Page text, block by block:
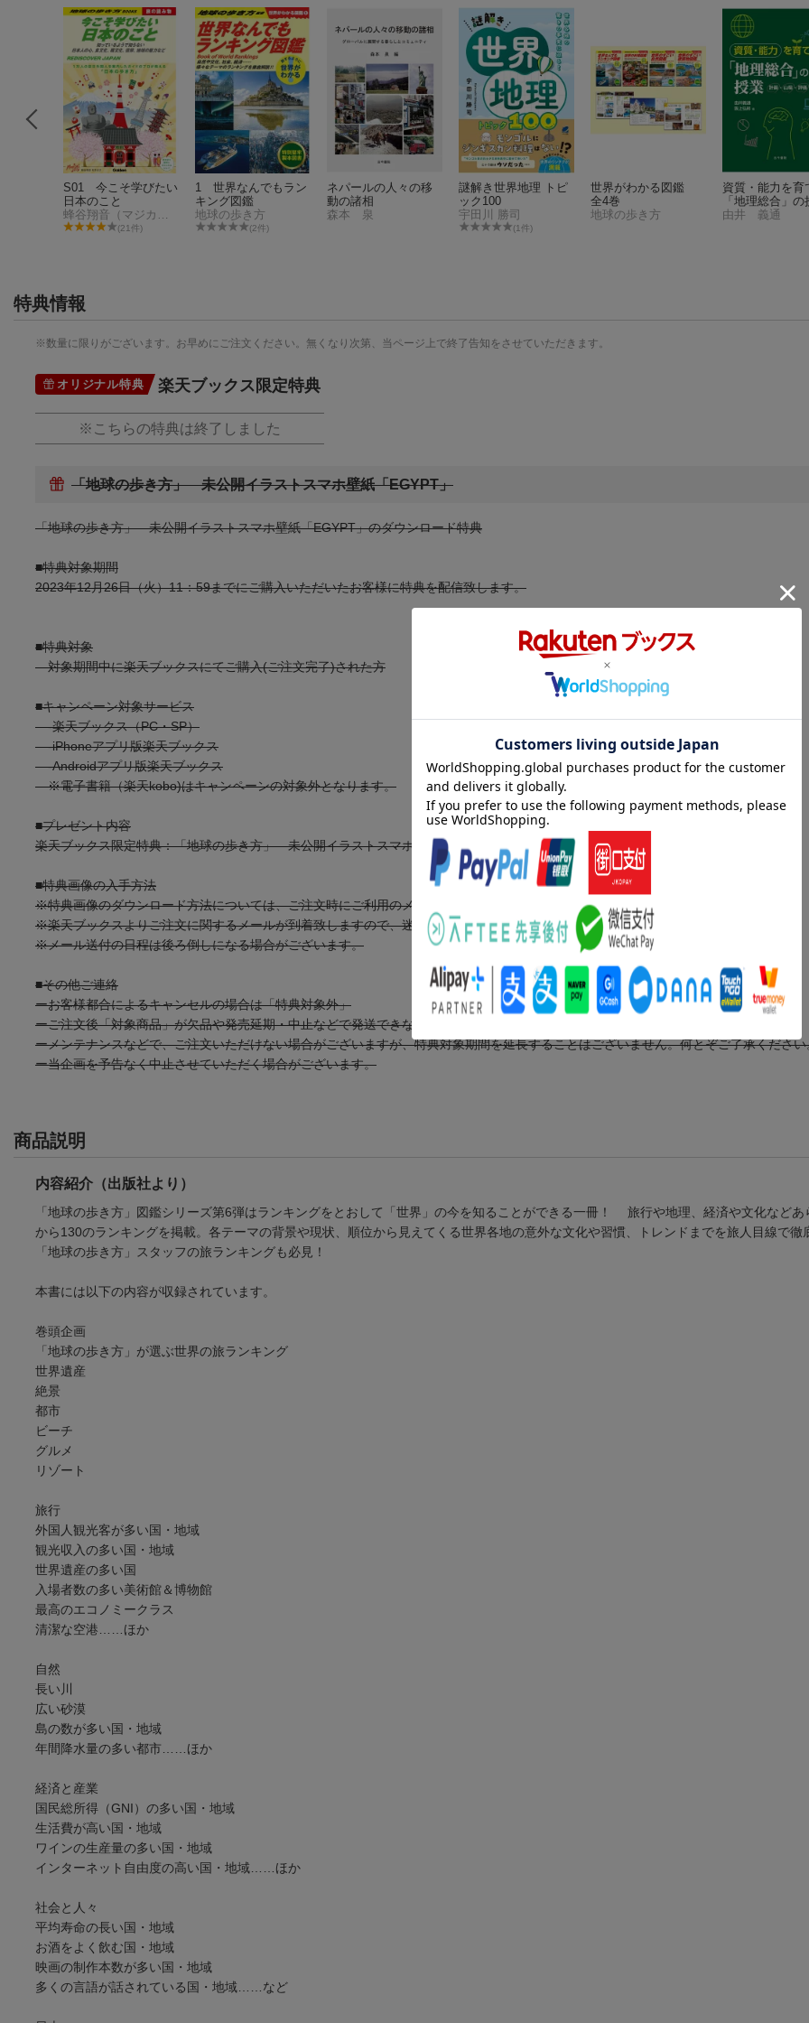
S01 今こそ学びたい
日本のこと
(21件)
1 世界なんでもラン
キング図鑑
地球の歩き方
(2件)
ネパールの人々の移
動の諸相
森本 泉
謎解き世界地理 トピ
ック100
宇田川 勝司
(1件)
世界がわかる図鑑
全4巻
地球の歩き方
資質・能力を育
「地理総合」の
由井 義通
特典情報
※数量に限りがございます。お早めにご注文ください。無くなり次第、当ページ上で終了告知をさせていただきます。
オリジナル特典 楽天ブックス限定特典
※こちらの特典は終了しました
「地球の歩き方」 未公開イラストスマホ壁紙「EGYPT」
「地球の歩き方」 未公開イラストスマホ壁紙「EGYPT」のダウンロード特典
■特典対象期間
2023年12月26日（火）11：59までにご購入いただいたお客様に特典を配信致します。
■特典対象
対象期間中に楽天ブックスにてご購入(ご注文完了)された方
■キャンペーン対象サービス
-楽天ブックス（PC・SP）
-iPhoneアプリ版楽天ブックス
-Androidアプリ版楽天ブックス
※電子書籍（楽天kobo)はキャンペーンの対象外となります。
■プレゼント内容
楽天ブックス限定特典：「地球の歩き方」 未公開イラストスマホ壁紙「EGYPT」のダウンロード特典
■特典画像の入手方法
※特典画像のダウンロード方法については、ご注文時にご利用のメールアドレス宛へ、 ⇒商品出荷完了の翌日にメール送付
※楽天ブックスよりご注文に関するメールが到着致しますので、迷惑メールなどの設定など充分にご注意ください。
※メール送付の日程は後ろ倒しになる場合がございます。
■その他ご連絡
ーお客様都合によるキャンセルの場合は「特典対象外」
ーご注文後「対象商品」が欠品や発売延期・中止などで発送できない場合は「特典対象外」
ーメンテナンスなどで、ご注文いただけない場合がございますが、特典対象期間を延長することはございません。何とぞご了承ください
ー当企画を予告なく中止させていただく場合がございます。
商品説明
内容紹介（出版社より）
「地球の歩き方」図鑑シリーズ第6弾はランキングをとおして「世界」の今を知ることができる一冊！ 旅行や地理、経済や文化などあ
から130のランキングを掲載。各テーマの背景や現状、順位から見えてくる世界各地の意外な文化や習慣、トレンドまでを旅人目線で徹
「地球の歩き方」スタッフの旅ランキングも必見！
本書には以下の内容が収録されています。
巻頭企画
「地球の歩き方」が選ぶ世界の旅ランキング
世界遺産
絶景
都市
ビーチ
グルメ
リゾート
旅行
外国人観光客が多い国・地域
観光収入の多い国・地域
世界遺産の多い国
入場者数の多い美術館＆博物館
最高のエコノミークラス
清潔な空港……ほか
自然
長い川
広い砂漠
島の数が多い国・地域
年間降水量の多い都市……ほか
経済と産業
国民総所得（GNI）の多い国・地域
生活費が高い国・地域
ワインの生産量の多い国・地域
インターネット自由度の高い国・地域……ほか
社会と人々
平均寿命の長い国・地域
お酒をよく飲む国・地域
映画の制作本数が多い国・地域
多くの言語が話されている国・地域……など